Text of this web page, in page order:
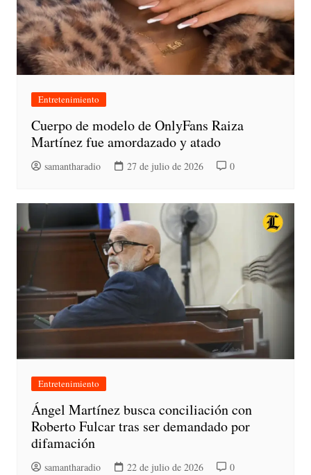
Entretenimiento
Cuerpo de modelo de OnlyFans Raiza
Martínez fue amordazado y atado
samantharadio 27 de julio de 2026 0
Entretenimiento
Ángel Martínez busca conciliación con
Roberto Fulcar tras ser demandado por
difamación
samantharadio 22 de julio de 2026 0